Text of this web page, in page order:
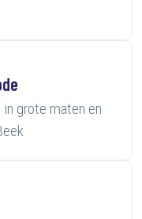
grote maten en